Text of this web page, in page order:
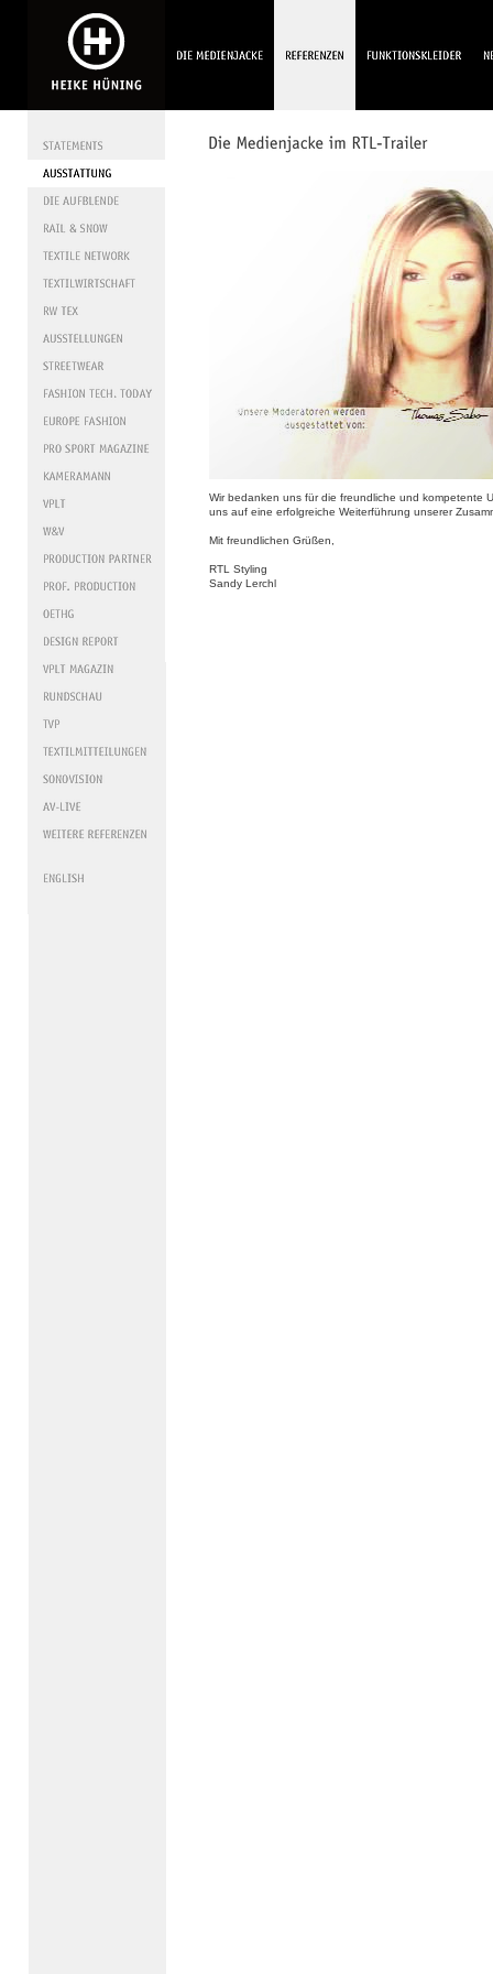
Wir bedanken uns für die freundliche und kompetente
uns auf eine erfolgreiche Weiterführung unserer
Mit freundlichen Grüßen,
RTL Styling
Sandy Lerchl